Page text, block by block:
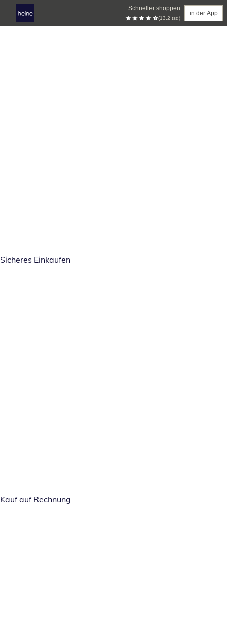
Schneller shoppen
(13.2 tsd)
in der App
Sicheres Einkaufen
Kauf auf Rechnung